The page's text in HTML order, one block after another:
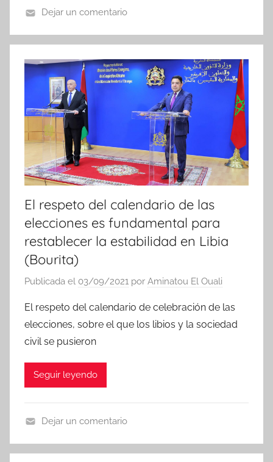
o
t
i
s
Dejar un comentario
El respeto del calendario de las
elecciones es fundamental para
restablecer la estabilidad en Libia
(Bourita)
Publicada el 03/09/2021 por Aminatou El Ouali
El respeto del calendario de celebración de las
elecciones, sobre el que los libios y la sociedad
civil se pusieron
Seguir leyendo
o
Dejar un comentario